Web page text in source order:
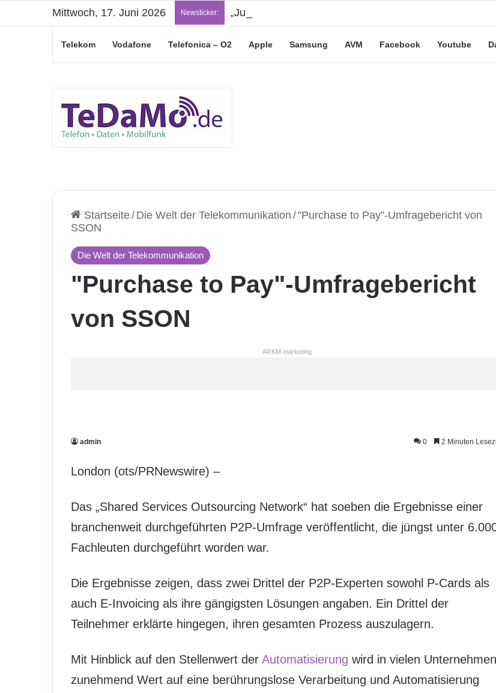
Mittwoch, 17. Juni 2026 Newsticker: „Junge Leute“-Tarife: Marketing-Trick oder echte
Telekom Vodafone Telefonica – O2 Apple Samsung AVM Facebook Youtube
Startseite/ Die Welt der Telekommunikation /"Purchase to Pay"-Umfragebericht von
SSON
Die Welt der Telekommunikation
"Purchase to Pay"-Umfragebericht
von SSON
ARKM.marketing
admin 0 2 Minuten
London (ots/PRNewswire) –
Das „Shared Services Outsourcing Network“ hat soeben die Ergebnisse einer
branchenweit durchgeführten P2P-Umfrage veröffentlicht, die jüngst unter
Fachleuten durchgeführt worden war.
Die Ergebnisse zeigen, dass zwei Drittel der P2P-Experten sowohl P-Cards als
auch E-Invoicing als ihre gängigsten Lösungen angaben. Ein Drittel der
Teilnehmer erklärte hingegen, ihren gesamten Prozess auszulagern.
Mit Hinblick auf den Stellenwert der Automatisierung wird in vielen Unternehmen
zunehmend Wert auf eine berührungslose Verarbeitung und Automatisierung